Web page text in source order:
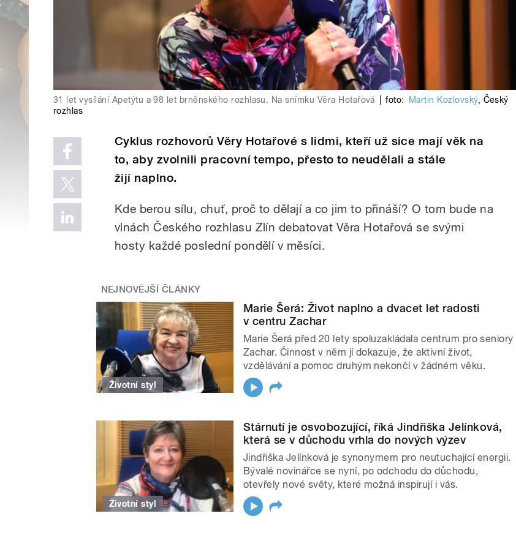
31 let vysílání Apetýtu a 98 let brněnského rozhlasu. Na snímku Věra Hotařová foto: Martin Kozlovský, Český
rozhlas
Cyklus rozhovorů Věry Hotařové s lidmi, kteří už sice mají věk na
to, aby zvolnili pracovní tempo, přesto to neudělali a stále
žijí naplno.
Kde berou sílu, chuť, proč to dělají a co jim to přináší? O tom bude na
vlnách Českého rozhlasu Zlín debatovat Věra Hotařová se svými
hosty každé poslední pondělí v měsíci.
NEJNOVĚJŠÍ ČLÁNKY
Životní styl
Marie Šerá: Život naplno a dvacet let radosti
v centru Zachar
Marie Šerá před 20 lety spoluzakládala centrum pro seniory
Zachar. Činnost v něm jí dokazuje, že aktivní život,
vzdělávání a pomoc druhým nekončí v žádném věku.
Životní styl
Stárnutí je osvobozující, říká Jindřiška Jelínková,
která se v důchodu vrhla do nových výzev
Jindřiška Jelínková je synonymem pro neutuchající energii.
Bývalé novinářce se nyní, po odchodu do důchodu,
otevřely nové světy, které možná inspirují i vás.